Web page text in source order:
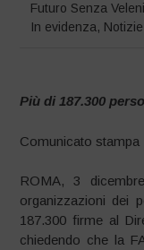
Futuro Senza Veleni
In evidenza, Notizie
Più di 187.300
Comunicato stampa
ROMA, 3
organizzazioni dei
187.300 firme al
chiedendo che la